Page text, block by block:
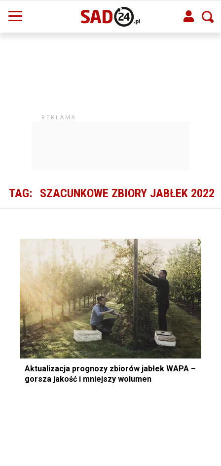
TAG: SZACUNKOWE ZBIORY JABŁEK 2022
Aktualizacja prognozy zbiorów jabłek WAPA –
gorsza jakość i mniejszy wolumen